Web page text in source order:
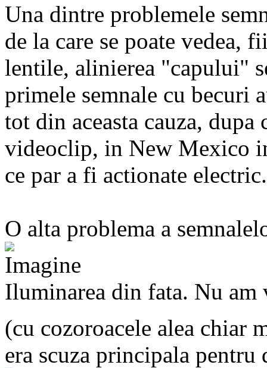
Una dintre problemele
de la care se poate vedea,
lentile, alinierea "capului"
primele semnale cu becuri
tot din aceasta cauza,
videoclip, in New Mexico
ce par a fi actionate electric.
O alta problema a
Iluminarea din fata. Nu am
(cu cozoroacele alea chiar
era scuza principala